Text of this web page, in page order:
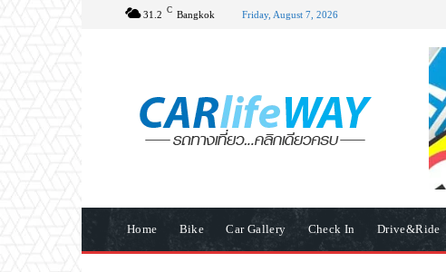
31.2 C Bangkok Friday, August 7, 2026
Home Bike Car Gallery Check In Drive&Ride